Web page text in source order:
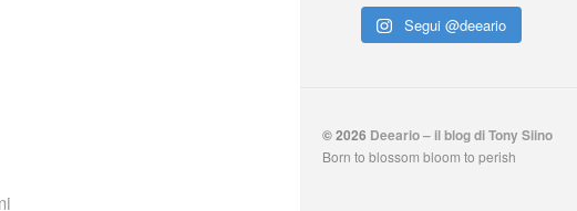
Segui @deeario
© 2026 Deeario – il blog di Tony Siino
Born to blossom bloom to perish